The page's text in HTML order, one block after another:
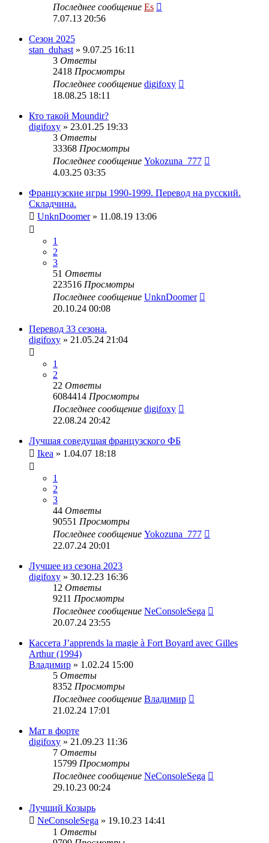
Последнее сообщение Es
7.07.13 20:56
Сезон 2025
stan_duhast » 9.07.25 16:11
3 Ответы
2418 Просмотры
Последнее сообщение digifoxy
18.08.25 18:11
Кто такой Moundir?
digifoxy » 23.01.25 19:33
3 Ответы
33368 Просмотры
Последнее сообщение Yokozuna_777
4.03.25 03:35
Французские игры 1990-1999. Перевод на русский.
Складчина.
UnknDoomer» 11.08.19 13:06
1
2
3
51 Ответы
223516 Просмотры
Последнее сообщение UnknDoomer
20.10.24 00:08
Перевод 33 сезона.
digifoxy » 21.05.24 21:04
1
2
22 Ответы
6084414 Просмотры
Последнее сообщение digifoxy
22.08.24 20:42
Лучшая соведущая французского ФБ
Ikea » 1.04.07 18:18
1
2
3
44 Ответы
90551 Просмотры
Последнее сообщение Yokozuna_777
22.07.24 20:01
Лучшее из сезона 2023
digifoxy » 30.12.23 16:36
12 Ответы
9211 Просмотры
Последнее сообщение NeConsoleSega
20.07.24 23:55
Кассета J’apprends la magie à Fort Boyard avec Gilles
Arthur (1994)
Владимир » 1.02.24 15:00
5 Ответы
8352 Просмотры
Последнее сообщение Владимир
21.02.24 17:01
Мат в форте
digifoxy » 21.09.23 11:36
7 Ответы
15799 Просмотры
Последнее сообщение NeConsoleSega
29.10.23 00:24
Лучший Козырь
NeConsoleSega » 19.10.23 14:41
1 Ответы